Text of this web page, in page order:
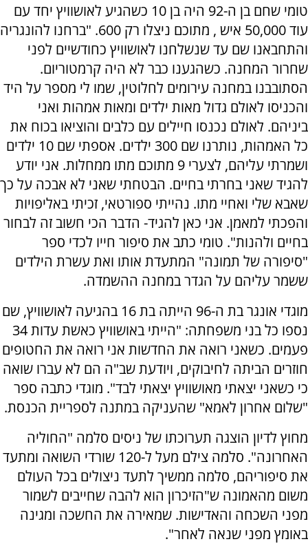
טומי שחם בן ה-92 היה בן 10 כשהגיע לאושוויץ יחד עם
עוד 50,000 איש , מתוכם ניצלו רק 600. "ברחנו להונגריה
והתחבאנו שם עד שנשלחנו לאושוויץ כחודשיים לפני
שחרור המחנה. כשהגענו כבר לא היה קרמטוריום.
הסתובבנו במחנה עירומים לחלוטין, שמו לי מספר על היד
והכניסו לאולם גדול מאות ילדים ומאות אמהות ואני
ביניהם. לאולם נכנסו חיילים עם כלבים והוציאו בכוח את
כל האמהות, נותרנו שם 300 ילדים. אספתי שם 10 ילדים
ושמרתי עליהם, לצערי 9 מתוכם מתו ממחלות. אני יודע
להגיד שאני בחרתי בחיים. הבטחתי שאני לא אבכה על כך
שאבא שלי ואחיי מתו. נהייתי ספורטאי, זכיתי באליפויות
והפכתי למאמן. אני כאן להגיד- הדבר הכי חשוב זה לבחור
בחיים ולהנות". טומי כתב את סיפור חייו לכדי ספר
"סיפורה של תמונה" המתעדת אותו ואת עשרת הילדים
ששמר עליהם על הגדר במחנה ההשמדה.
מוגדי אונגר בת ה-96 הייתה בת 16 בהגיעה לאושוויץ, שם
נספו כל בני משפחתה: "הייתי באושוויץ כאשת עדות 34
פעמים. כשאני רואה את החדשות אני רואה את החטופים
חוזרים הביתה לחיבוקים, ויודעת שב"ה הם לא עברו שואה
כי כשאני יצאתי מאושוויץ יצאתי לבד". מוגדי כתבה ספר
"שלום אחרון לאמא" שהעניקה במתנה לספריית הכנסת.
מחוץ לדיון הוצגה תערוכתו של ניסים סלמה "החוליה
האחרונה". סלמה צילם מעל ל-120 שורדי השואה ומתעד
את סיפוריהם, סלמה ממשיך לתעד ניצולים בכל העולם
משום מהאמונה ש"הזיכרון הוא להבה שחייבים לשמור
מפני השכחה והאדישות. שמאירה את החשכה ומגינה
באומץ מפני שנאה לאחר".